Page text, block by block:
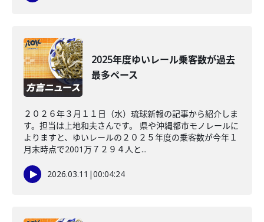
2025年度ゆいレール乗客数が過去
最多ペース
２０２６年３月１１日（水）琉球新報の記事から紹介しま
す。担当は上地和夫さんです。 県や沖縄都市モノレールに
よりますと、ゆいレールの２０２５年度の乗客数が今年１
月末時点で2001万７２９４人と...
2026.03.11 |00:04:24